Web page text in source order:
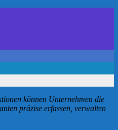
können Unternehmen die
präzise erfassen, verwalten